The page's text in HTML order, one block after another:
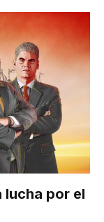
lucha por el